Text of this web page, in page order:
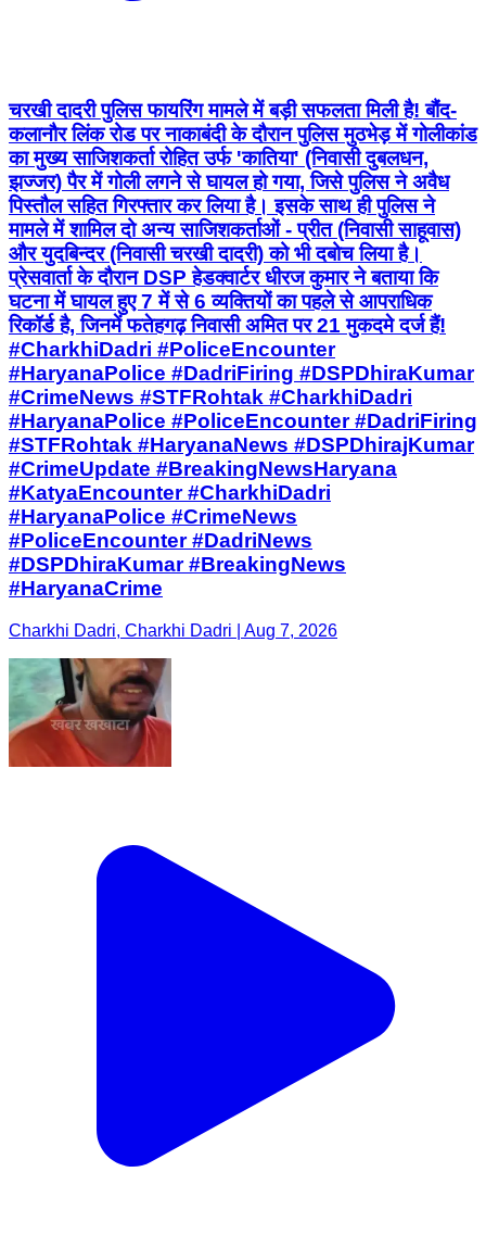
चरखी दादरी पुलिस फायरिंग मामले में बड़ी सफलता मिली है! बौंद-
कलानौर लिंक रोड पर नाकाबंदी के दौरान पुलिस मुठभेड़ में गोलीकांड
का मुख्य साजिशकर्ता रोहित उर्फ 'कातिया' (निवासी दुबलधन,
झज्जर) पैर में गोली लगने से घायल हो गया, जिसे पुलिस ने अवैध
पिस्तौल सहित गिरफ्तार कर लिया है। इसके साथ ही पुलिस ने
मामले में शामिल दो अन्य साजिशकर्ताओं - प्रीत (निवासी साहूवास)
और युदबिन्दर (निवासी चरखी दादरी) को भी दबोच लिया है।
प्रेसवार्ता के दौरान DSP हेडक्वार्टर धीरज कुमार ने बताया कि
घटना में घायल हुए 7 में से 6 व्यक्तियों का पहले से आपराधिक
रिकॉर्ड है, जिनमें फतेहगढ़ निवासी अमित पर 21 मुकदमे दर्ज हैं!
#CharkhiDadri #PoliceEncounter
#HaryanaPolice #DadriFiring #DSPDhiraKumar
#CrimeNews #STFRohtak #CharkhiDadri
#HaryanaPolice #PoliceEncounter #DadriFiring
#STFRohtak #HaryanaNews #DSPDhirajKumar
#CrimeUpdate #BreakingNewsHaryana
#KatyaEncounter #CharkhiDadri
#HaryanaPolice #CrimeNews
#PoliceEncounter #DadriNews
#DSPDhiraKumar #BreakingNews
#HaryanaCrime
Charkhi Dadri, Charkhi Dadri | Aug 7, 2026